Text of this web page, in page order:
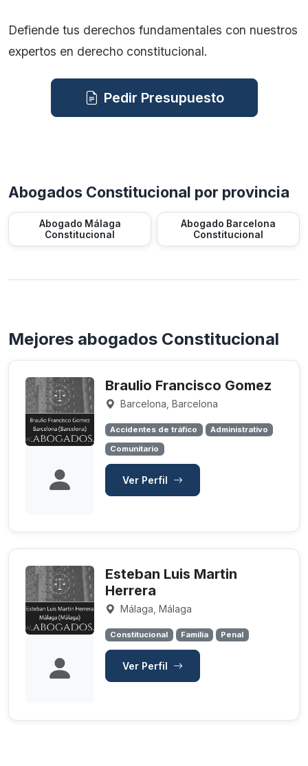
Defiende tus derechos fundamentales con nuestros
expertos en derecho constitucional.
Pedir Presupuesto
Abogados Constitucional por provincia
Abogado Málaga
Constitucional
Abogado Barcelona
Constitucional
Mejores abogados Constitucional
Braulio Francisco Gomez
Barcelona, Barcelona
Accidentes de tráfico
Administrativo
Comunitario
Ver Perfil
Esteban Luis Martin
Herrera
Málaga, Málaga
Constitucional Familia Penal
Ver Perfil